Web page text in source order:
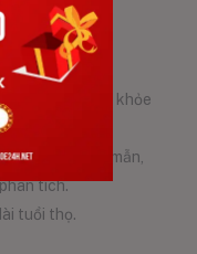
cơ thể luôn khỏe
đầu óc minh mẫn,
tích.
tuổi thọ.